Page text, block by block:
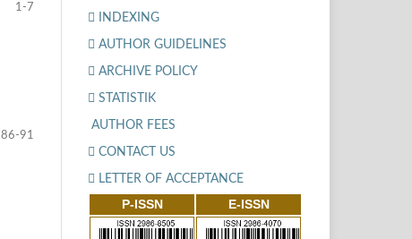
1-7
86-91
INDEXING
AUTHOR GUIDELINES
ARCHIVE POLICY
STATISTIK
AUTHOR FEES
CONTACT US
LETTER OF ACCEPTANCE
P-ISSN E-ISSN